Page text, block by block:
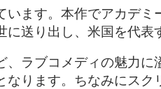
ます。本作でアカデミ
送り出し、米国を代表
ラブコメディの魅力に
ります。ちなみにスク